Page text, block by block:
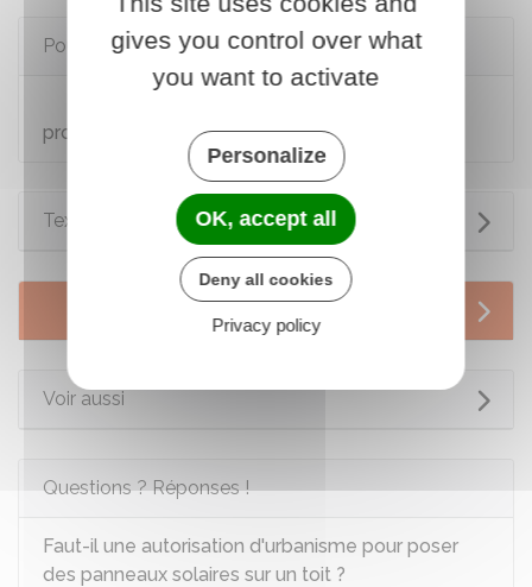
Pour en savoir plus
production d'électricité
Textes de référence
Services en ligne et formulaires
Voir aussi
Questions ? Réponses !
Faut-il une autorisation d'urbanisme pour poser
des panneaux solaires sur un toit ?
gives you control over what
you want to activate
Personalize
OK, accept all
Deny all cookies
Privacy policy